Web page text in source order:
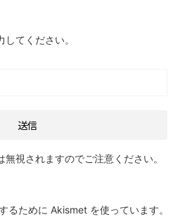
してください。
視されますのでご注意ください。
るために Akismet を使っています。